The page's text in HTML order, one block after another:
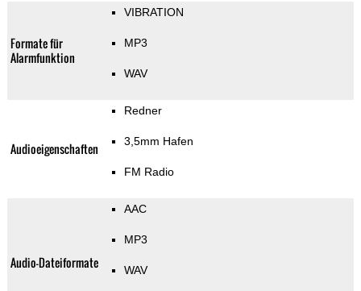
Formate für
Alarmfunktion
VIBRATION
MP3
WAV
Audioeigenschaften
Redner
3,5mm Hafen
FM Radio
Audio-Dateiformate
AAC
MP3
WAV